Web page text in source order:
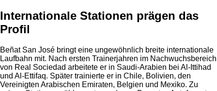
Internationale Stationen prägen das
Profil
Beñat San José bringt eine ungewöhnlich breite internationale
Laufbahn mit. Nach ersten Trainerjahren im Nachwuchsbereich
von Real Sociedad arbeitete er in Saudi-Arabien bei Al-Ittihad
und Al-Ettifaq. Später trainierte er in Chile, Bolivien, den
Vereinigten Arabischen Emiraten, Belgien und Mexiko. Zu